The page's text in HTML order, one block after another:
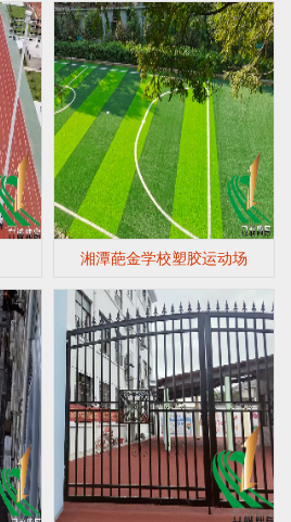
湘潭葩金学校塑胶运动场